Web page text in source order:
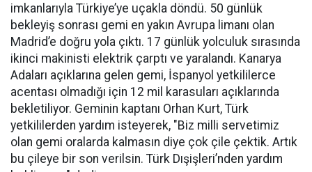
imkanlarıyla Türkiye’ye uçakla döndü. 50 günlük
bekleyiş sonrası gemi en yakın Avrupa limanı olan
Madrid’e doğru yola çıktı. 17 günlük yolculuk sırasında
ikinci makinisti elektrik çarptı ve yaralandı. Kanarya
Adaları açıklarına gelen gemi, İspanyol yetkililerce
acentası olmadığı için 12 mil karasuları açıklarında
bekletiliyor. Geminin kaptanı Orhan Kurt, Türk
yetkililerden yardım isteyerek, "Biz milli servetimiz
olan gemi oralarda kalmasın diye çok çile çektik. Artık
bu çileye bir son verilsin. Türk Dışişleri’nden yardım